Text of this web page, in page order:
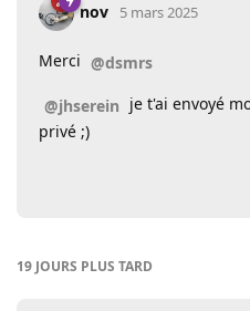
nov 5 mars 2025
Merci @dsmrs
@jhserein je t'ai envoyé
privé ;)
19 JOURS PLUS TARD